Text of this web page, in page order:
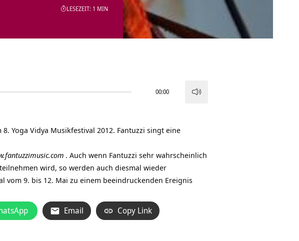
LESEZEIT: 1 MIN
00:00
8. Yoga Vidya Musikfestival 2012. Fantuzzi singt eine
. Auch wenn Fantuzzi sehr wahrscheinlich
wird, so werden auch diesmal wieder
vom 9. bis 12. Mai zu einem beeindruckenden Ereignis
Email Copy Link